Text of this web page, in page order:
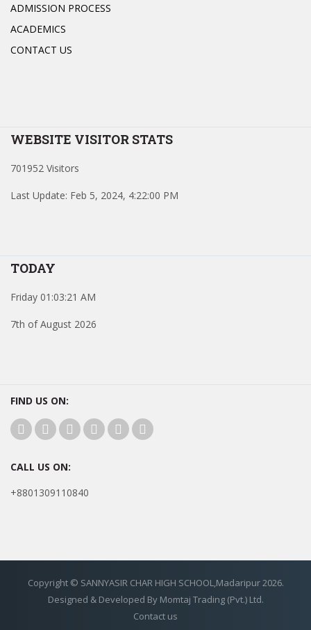
ADMISSION PROCESS
ACADEMICS
CONTACT US
WEBSITE VISITOR STATS
701952 Visitors
Last Update: Feb 5, 2024, 4:22:00 PM
TODAY
Friday 01:03:21 AM
7th of August 2026
FIND US ON:
CALL US ON:
+8801309110840
Copyright © SANNYASIR CHAR HIGH SCHOOL,Madaripur 2026.
Designed & Developed By Momtaj Trading (Pvt.) Ltd.
Contact us